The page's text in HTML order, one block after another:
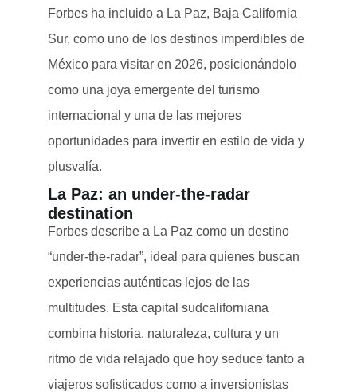
Forbes ha incluido a La Paz, Baja California
Sur, como uno de los destinos imperdibles de
México para visitar en 2026, posicionándolo
como una joya emergente del turismo
internacional y una de las mejores
oportunidades para invertir en estilo de vida y
plusvalía.
La Paz: an under-the-radar
destination
Forbes describe a La Paz como un destino
“under-the-radar”, ideal para quienes buscan
experiencias auténticas lejos de las
multitudes. Esta capital sudcaliforniana
combina historia, naturaleza, cultura y un
ritmo de vida relajado que hoy seduce tanto a
viajeros sofisticados como a inversionistas